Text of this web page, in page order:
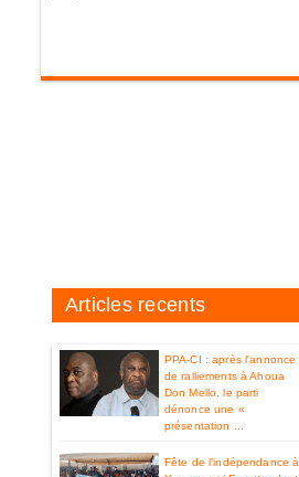
Articles recents
PPA-CI : après l'annonce
de ralliements à Ahoua
Don Mello, le parti
dénonce une «
présentation ...
Fête de l’indépendance à